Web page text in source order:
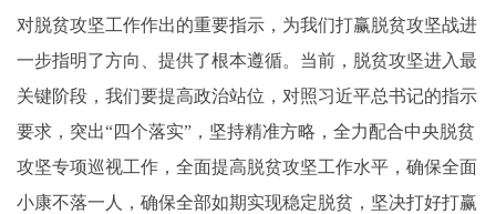
对脱贫攻坚工作作出的重要指示，为我们打赢脱贫攻坚战进
一步指明了方向、提供了根本遵循。当前，脱贫攻坚进入最
关键阶段，我们要提高政治站位，对照习近平总书记的指示
要求，突出“四个落实”，坚持精准方略，全力配合中央脱贫
攻坚专项巡视工作，全面提高脱贫攻坚工作水平，确保全面
小康不落一人，确保全部如期实现稳定脱贫，坚决打好打赢